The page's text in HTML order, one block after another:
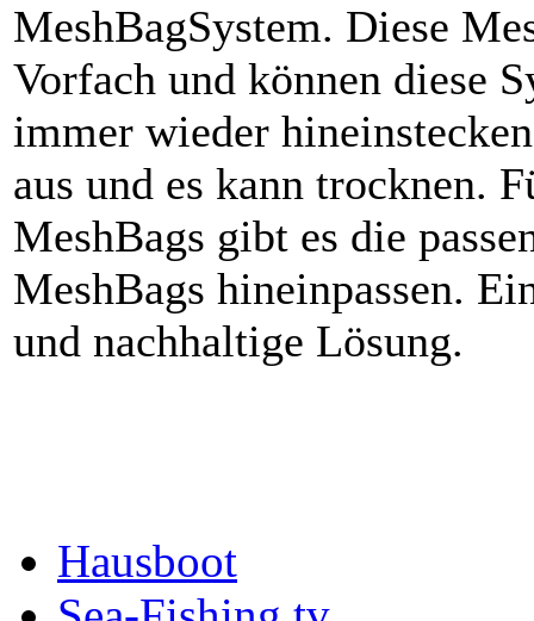
MeshBagSystem. Diese
Vorfach und können diese
immer wieder
aus und es kann trocknen.
MeshBags gibt es die
MeshBags hineinpassen.
und nachhaltige Lösung.
Hausboot